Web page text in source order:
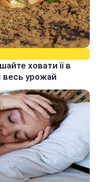
ховати її в
весь урожай